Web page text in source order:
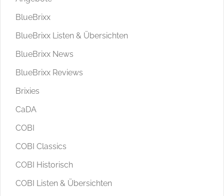
BlueBrixx
BlueBrixx Listen & Übersichten
BlueBrixx News
BlueBrixx Reviews
Brixies
CaDA
COBI
COBI Classics
COBI Historisch
COBI Listen & Übersichten